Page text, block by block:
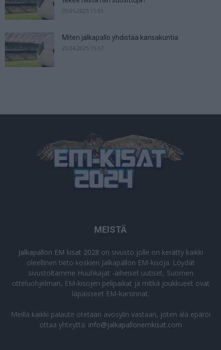
05.05.2025 11:03
Miten jalkapallo yhdistää kansakuntia
25.04.2025 15:57
MEISTÄ
Jalkapallon EM kisat 2028 on sivusto jolle on kerätty kaikki
oleellinen tieto koskien Jalkapallon EM-kisoja. Löydät
sivustoltamme Huuhkajat -aiheiset uutiset, Suomen
otteluohjelman, EM-kisojen pelipaikat ja mitkä joukkueet ovat
läpäisseet EM-karsinnat.
Meillä kaikki palaute otetaan avosylin vastaan, joten älä epäröi
ottaa yhteyttä: info@jalkapallonemkisat.com